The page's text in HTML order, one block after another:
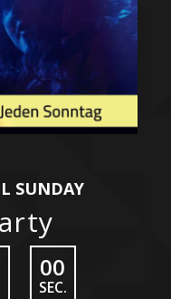
SUNDAY
00
SEC.